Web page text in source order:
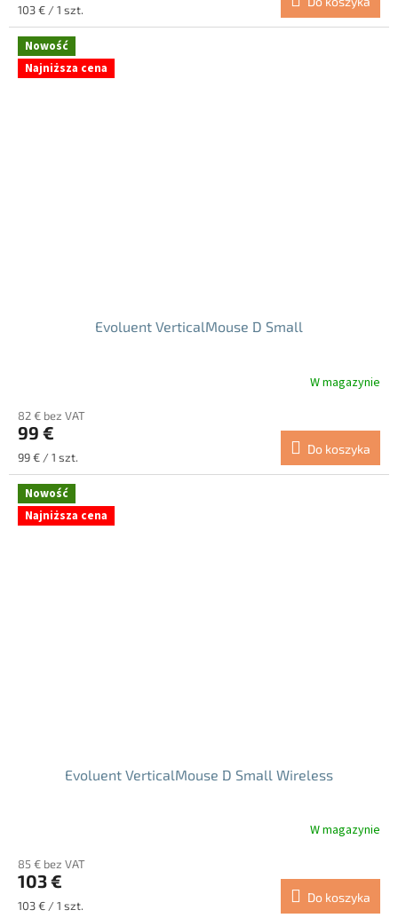
Cena
jednostkowa:
103 € / 1 szt.
Nowość
Najniższa cena
Evoluent VerticalMouse D Small
produktu
wynosi
5.0
5
gwiazdek.
W magazynie
82 € bez VAT
99 €
Cena
jednostkowa:
99 € / 1 szt.
Do koszyka
Nowość
Najniższa cena
Evoluent VerticalMouse D Small Wireless
produktu
wynosi
5.0
W magazynie
85 € bez VAT
103 €
Cena
103 € / 1 szt.
Do koszyka